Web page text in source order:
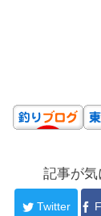
記事が気
Twitter